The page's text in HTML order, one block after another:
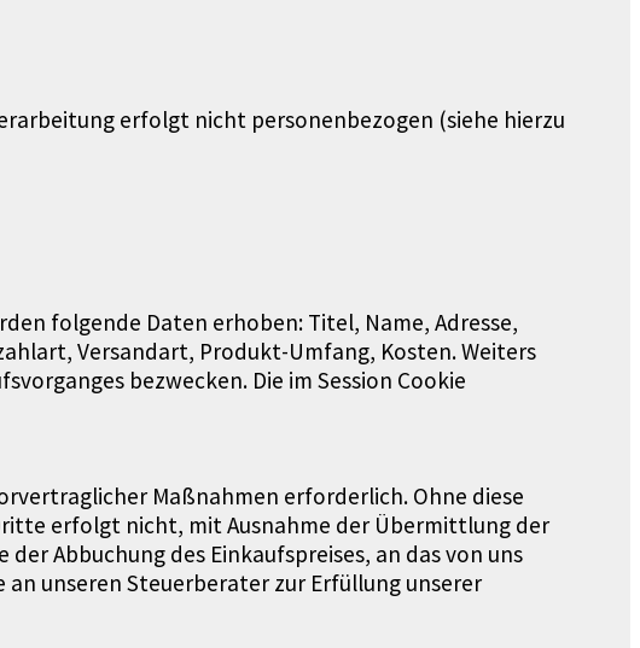
erfolgt nicht personenbezogen (siehe hierzu
folgende Daten erhoben: Titel, Name, Adresse,
Versandart, Produkt-Umfang, Kosten. Weiters
bezwecken. Die im Session Cookie
Maßnahmen erforderlich. Ohne diese
erfolgt nicht, mit Ausnahme der Übermittlung der
Abbuchung des Einkaufspreises, an das von uns
unseren Steuerberater zur Erfüllung unserer